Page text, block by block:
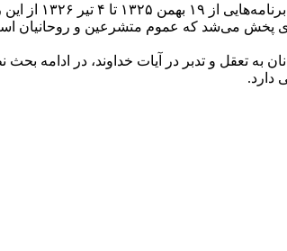
آیت‌الله طالقانی در سال ۱۳۲۵
پخش می‌شد که عموم متشرعین و روحانیان
برنامه، ضمن دعوت مسلمانان به تعقل و تدبر در آیات خداوند، در
دارد.